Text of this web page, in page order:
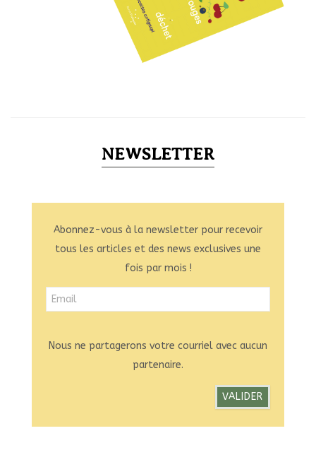
NEWSLETTER
Abonnez-vous à la newsletter pour recevoir
tous les articles et des news exclusives une
fois par mois !
Nous ne partagerons votre courriel avec aucun
partenaire.